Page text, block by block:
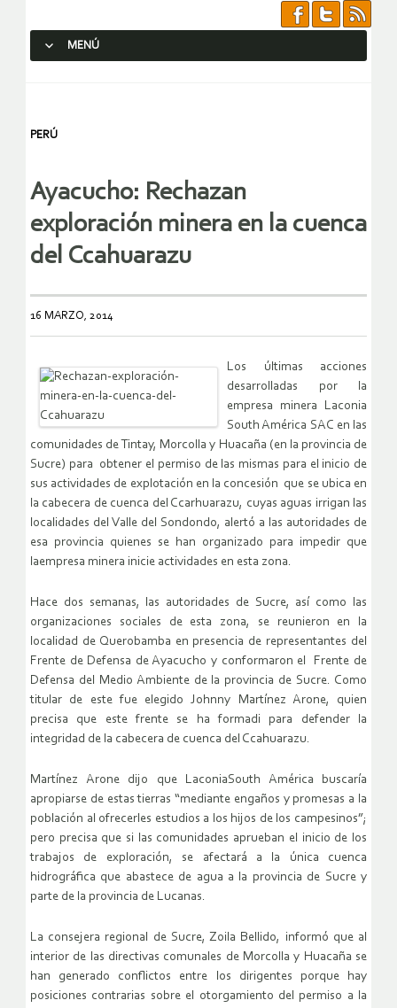
MENÚ
PERÚ
Ayacucho: Rechazan
exploración minera en la cuenca
del Ccahuarazu
16 MARZO, 2014
Los últimas acciones
desarrolladas por la
empresa minera Laconia
South América SAC en las
comunidades de Tintay, Morcolla y Huacaña (en la provincia de
Sucre) para obtener el permiso de las mismas para el inicio de
sus actividades de explotación en la concesión que se ubica en
la cabecera de cuenca del Ccarhuarazu, cuyas aguas irrigan las
localidades del Valle del Sondondo, alertó a las autoridades de
esa provincia quienes se han organizado para impedir que
laempresa minera inicie actividades en esta zona.
Hace dos semanas, las autoridades de Sucre, así como las
organizaciones sociales de esta zona, se reunieron en la
localidad de Querobamba en presencia de representantes del
Frente de Defensa de Ayacucho y conformaron el Frente de
Defensa del Medio Ambiente de la provincia de Sucre. Como
titular de este fue elegido Johnny Martínez Arone, quien
precisa que este frente se ha formadi para defender la
integridad de la cabecera de cuenca del Ccahuarazu.
Martínez Arone dijo que LaconiaSouth América buscaría
apropiarse de estas tierras “mediante engaños y promesas a la
población al ofrecerles estudios a los hijos de los campesinos”;
pero precisa que si las comunidades aprueban el inicio de los
trabajos de exploración, se afectará a la única cuenca
hidrográfica que abastece de agua a la provincia de Sucre y
parte de la provincia de Lucanas.
La consejera regional de Sucre, Zoila Bellido, informó que al
interior de las directivas comunales de Morcolla y Huacaña se
han generado conflictos entre los dirigentes porque hay
posiciones contrarias sobre el otorgamiento del permiso a la